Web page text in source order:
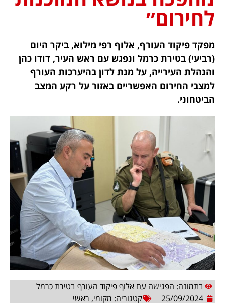
לחירום״
מפקד פיקוד העורף, אלוף רפי מילוא, ביקר היום
(רביעי) בטירת כרמל ונפגש עם ראש העיר, דודו כהן
והנהלת העירייה, על מנת לדון בהיערכות העורף
למצבי החירום האפשריים באזור על רקע המצב
הביטחוני.
בתמונה: הפגישה עם אלוף פיקוד העורף בטירת כרמל
25/09/2024
קטגוריה: מקומי, ראשי